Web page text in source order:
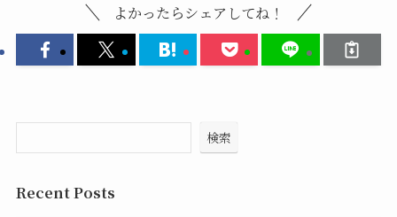
よかったらシェアしてね！
検索
Recent Posts